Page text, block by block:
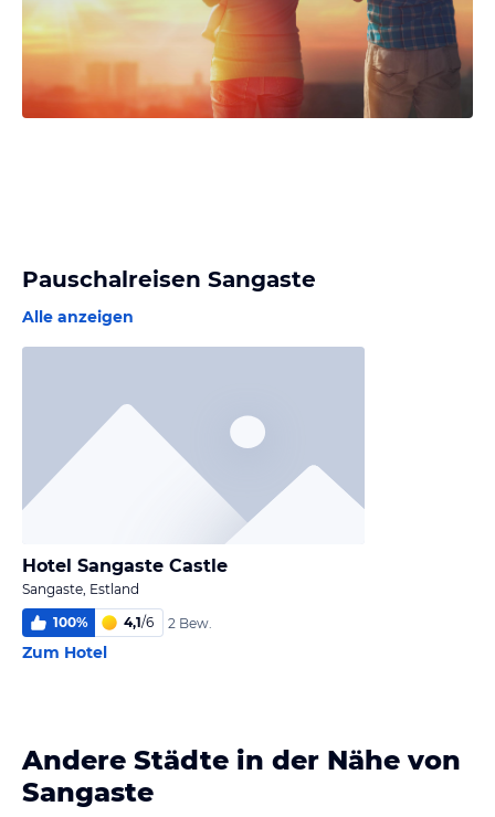
Pauschalreisen Sangaste
Alle anzeigen
Hotel Sangaste Castle
Sangaste, Estland
100% 4,1/6 2 Bew.
Zum Hotel
Andere Städte in der Nähe von
Sangaste